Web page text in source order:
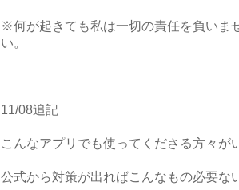
※何が起きても私は一切の責任を負いま
い。
11/08追記
こんなアプリでも使ってくださる方々が
公式から対策が出ればこんなもの必要な